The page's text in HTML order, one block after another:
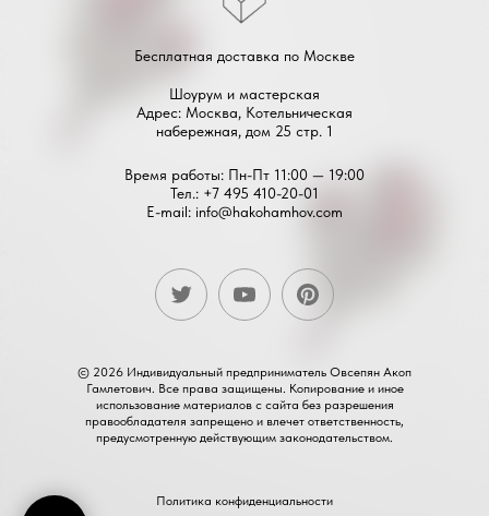
Шоурум и мастерская
Адрес: Москва, Котельническая
набережная, дом 25 стр. 1
© 2026 Индивидуальный предприниматель Овсепян Акоп
Гамлетович. Все права защищены. Копирование и иное
использование материалов с сайта без разрешения
правообладателя запрещено и влечет ответственность,
предусмотренную действующим законодательством.
Политика конфиденциальности
Время работы: Пн-Пт 11:00 — 19:00
Тел.: +7 495 410-20-01
E-mail: info@hakohamhov.com
Бесплатная доставка по Москве